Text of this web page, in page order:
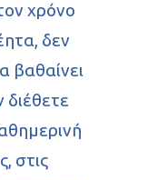
χρόνο
δεν
βαθαίνει
στις